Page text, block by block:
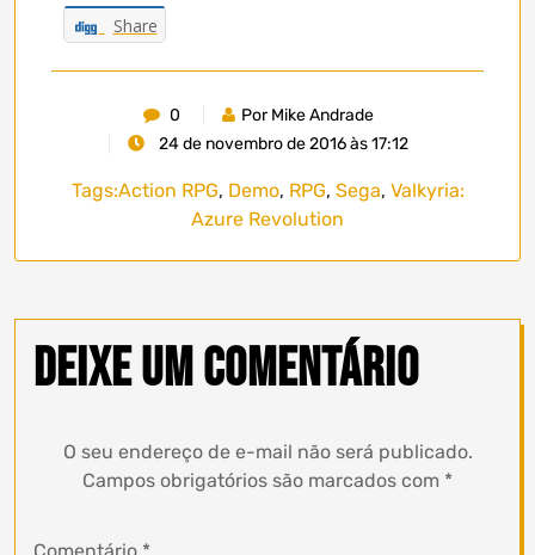
Share
0
Por Mike Andrade
24 de novembro de 2016 às 17:12
Tags:Action RPG, Demo, RPG, Sega, Valkyria:
Azure Revolution
Deixe um comentário
O seu endereço de e-mail não será publicado.
Campos obrigatórios são marcados com *